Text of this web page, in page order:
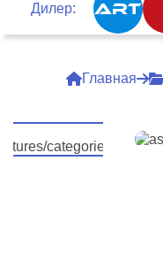
Дилер:
Главная